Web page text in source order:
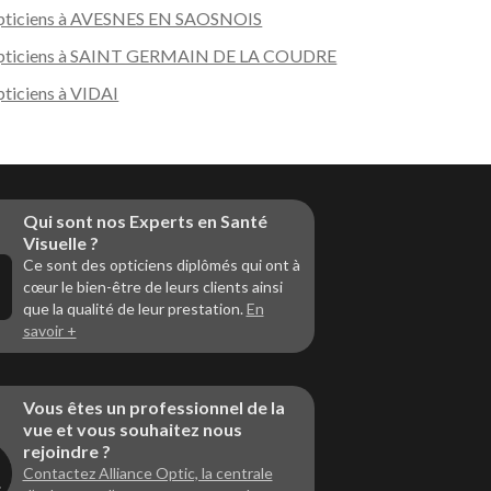
à AVESNES EN SAOSNOIS
à SAINT GERMAIN DE LA COUDRE
à VIDAI
Qui sont nos Experts en Santé
Visuelle ?
Ce sont des opticiens diplômés qui ont à
cœur le bien-être de leurs clients ainsi
que la qualité de leur prestation. En
savoir +
Vous êtes un professionnel de la
vue et vous souhaitez nous
rejoindre ?
Contactez Alliance Optic, la centrale